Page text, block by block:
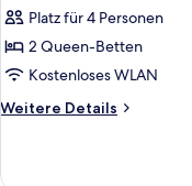
Platz für 4 Personen
2 Queen-Betten
Kostenloses WLAN
Weitere Details
Weitere